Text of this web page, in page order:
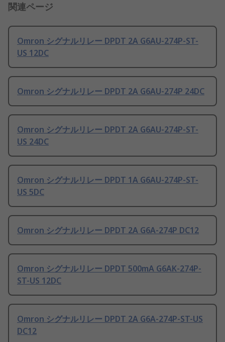
関連ページ
Omron シグナルリレー DPDT 2A G6AU-274P-ST-
US 12DC
Omron シグナルリレー DPDT 2A G6AU-274P 24DC
Omron シグナルリレー DPDT 2A G6AU-274P-ST-
US 24DC
Omron シグナルリレー DPDT 1A G6AU-274P-ST-
US 5DC
Omron シグナルリレー DPDT 2A G6A-274P DC12
Omron シグナルリレー DPDT 500mA G6AK-274P-
ST-US 12DC
Omron シグナルリレー DPDT 2A G6A-274P-ST-US
DC12